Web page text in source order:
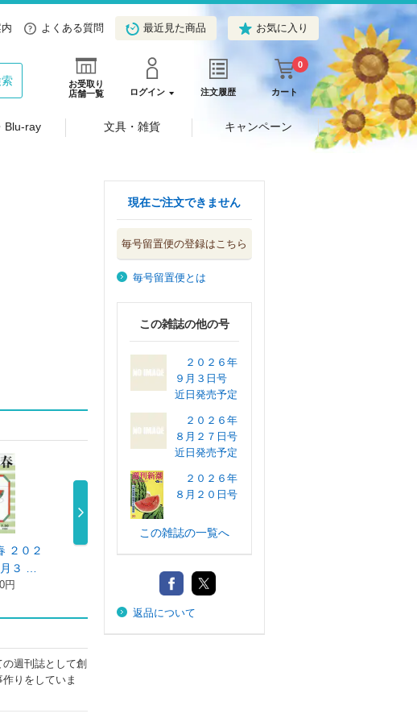
よくある質問 最近見た商品 お気に入り
お受取り
店舗一覧
ログイン 注文履歴 カート
0
Blu-ray 文具・雑貨 キャンペーン
２０２
３ …
円
週刊文春 ２０２
600円
週刊誌として創
りをしていま
現在ご注文できません
毎号留置便の登録はこちら
毎号留置便とは
この雑誌の他の号
２０２６年
９月３日号
近日発売予定
２０２６年
８月２７日号
近日発売予定
２０２６年
８月２０日号
この雑誌の一覧へ
返品について